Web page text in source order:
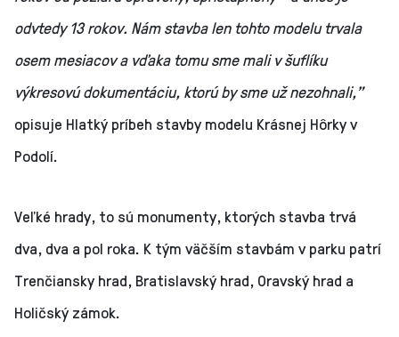
odvtedy 13 rokov. Nám stavba len tohto modelu trvala
osem mesiacov a vďaka tomu sme mali v šuflíku
výkresovú dokumentáciu, ktorú by sme už nezohnali,”
opisuje Hlatký príbeh stavby modelu Krásnej Hôrky v
Podolí.
Veľké hrady, to sú monumenty, ktorých stavba trvá
dva, dva a pol roka. K tým väčším stavbám v parku patrí
Trenčiansky hrad, Bratislavský hrad, Oravský hrad a
Holičský zámok.